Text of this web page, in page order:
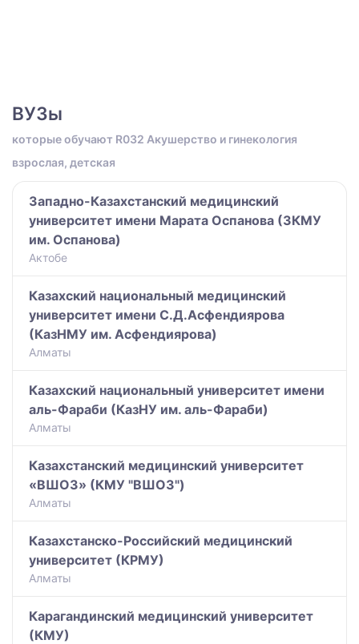
ВУЗы
которые обучают R032 Акушерство и гинекология
взрослая, детская
Западно-Казахстанский медицинский
университет имени Марата Оспанова (ЗКМУ
им. Оспанова)
Актобе
Казахский национальный медицинский
университет имени С.Д.Асфендиярова
(КазНМУ им. Асфендиярова)
Алматы
Казахский национальный университет имени
аль-Фараби (КазНУ им. аль-Фараби)
Алматы
Казахстанский медицинский университет
«ВШОЗ» (КМУ "ВШОЗ")
Алматы
Казахстанско-Российский медицинский
университет (КРМУ)
Алматы
Карагандинский медицинский университет
(КМУ)